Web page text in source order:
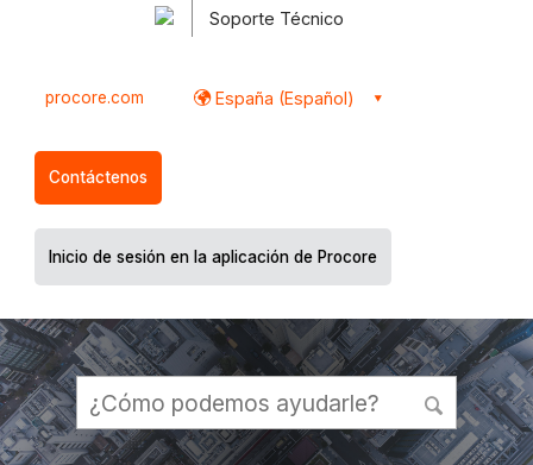
Soporte Técnico
procore.com España (Español)
Contáctenos
Inicio de sesión en la aplicación de Procore